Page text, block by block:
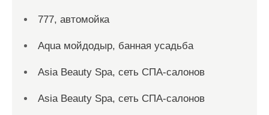
777, автомойка
Aqua мойдодыр, банная усадьба
Asia Beauty Spa, сеть СПА-салонов
Asia Beauty Spa, сеть СПА-салонов